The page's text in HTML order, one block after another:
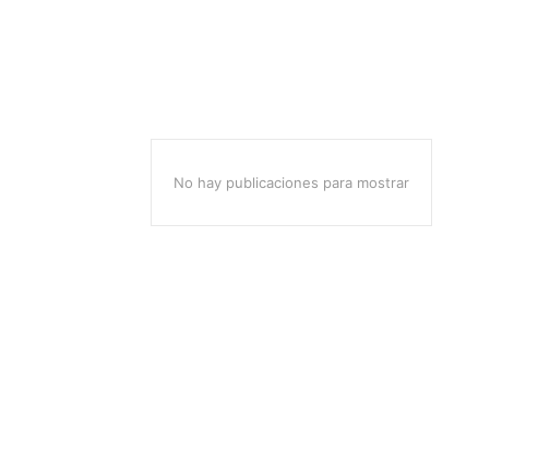
No hay publicaciones para mostrar